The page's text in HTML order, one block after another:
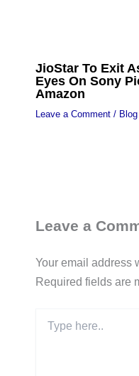
JioStar To Exit
Eyes On Sony
Amazon
Leave a Comment / Blog
Leave a
Your email address
Required fields are
here..